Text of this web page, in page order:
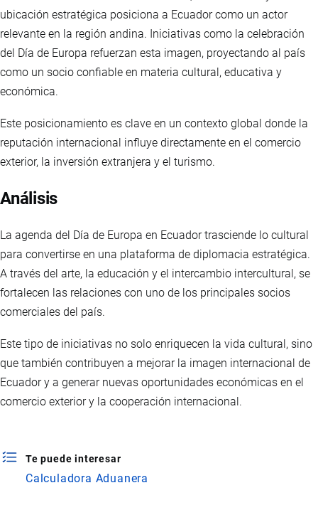
ubicación estratégica posiciona a Ecuador como un actor
relevante en la región andina. Iniciativas como la celebración
del Día de Europa refuerzan esta imagen, proyectando al país
como un socio confiable en materia cultural, educativa y
económica.
Este posicionamiento es clave en un contexto global donde la
reputación internacional influye directamente en el comercio
exterior, la inversión extranjera y el turismo.
Análisis
La agenda del Día de Europa en Ecuador trasciende lo cultural
para convertirse en una plataforma de diplomacia estratégica.
A través del arte, la educación y el intercambio intercultural, se
fortalecen las relaciones con uno de los principales socios
comerciales del país.
Este tipo de iniciativas no solo enriquecen la vida cultural, sino
que también contribuyen a mejorar la imagen internacional de
Ecuador y a generar nuevas oportunidades económicas en el
comercio exterior y la cooperación internacional.
Te puede interesar
Calculadora Aduanera